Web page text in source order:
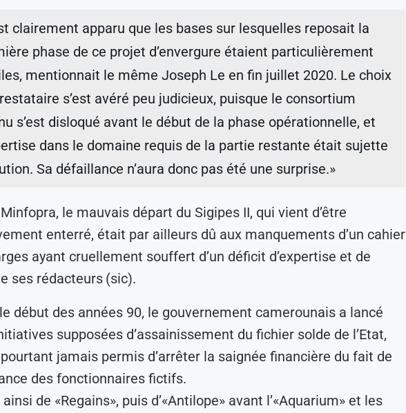
clairement apparu que les bases sur lesquelles reposait la
phase de ce projet d’envergure étaient particulièrement
mentionnait le même Joseph Le en fin juillet 2020. Le choix
s’est avéré peu judicieux, puisque le consortium
s’est disloqué avant le début de la phase opérationnelle, et
dans le domaine requis de la partie restante était sujette
Sa défaillance n’aura donc pas été une surprise.»
le mauvais départ du Sigipes II, qui vient d’être
enterré, était par ailleurs dû aux manquements d’un cahier
ayant cruellement souffert d’un déficit d’expertise et de
ses rédacteurs (sic).
début des années 90, le gouvernement camerounais a lancé
supposées d’assainissement du fichier solde de l’Etat,
pourtant jamais permis d’arrêter la saignée financière du fait de
des fonctionnaires fictifs.
de «Regains», puis d’«Antilope» avant l’«Aquarium» et les